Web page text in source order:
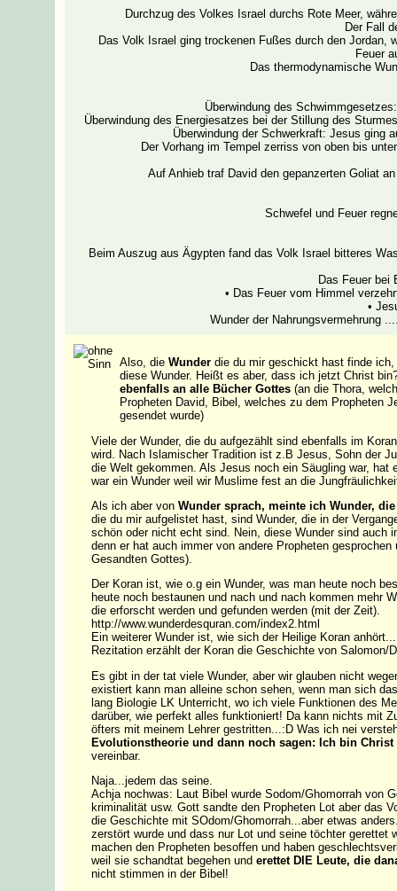
Durchzug des Volkes Israel durchs Rote Meer,
Der Fall
Das Volk Israel ging trockenen Fußes durch den Jordan,
Feuer
Das thermodynamische
Überwindung des
Überwindung des Energiesatzes bei der Stillung des
Überwindung der Schwerkraft: Jesus ging
Der Vorhang im Tempel zerriss von oben bis
Auf Anhieb traf David den gepanzerten Goliat
Schwefel und Feuer
Beim Auszug aus Ägypten fand das Volk Israel bitteres
Das Feuer bei
• Das Feuer vom Himmel
•
Wunder der
Also, die Wunderdie du mir geschickt hast finde ich,
diese Wunder. Heißt es aber, dass ich jetzt Christ
ebenfalls an alle Bücher Gottes(an die Thora,
Propheten David, Bibel, welches zu dem Propheten
gesendet wurde)
Viele der Wunder, die du aufgezählt sind ebenfalls im
wird. Nach Islamischer Tradition ist z.B Jesus, Sohn der
die Welt gekommen. Als Jesus noch ein Säugling war, hat
war ein Wunder weil wir Muslime fest an die
Als ich aber von Wunder sprach, meinte ich Wunder,
die du mir aufgelistet hast, sind Wunder, die in der
schön oder nicht echt sind. Nein, diese Wunder sind auch
denn er hat auch immer von andere Propheten
Gesandten Gottes).
Der Koran ist, wie o.g ein Wunder, was man heute noch
heute noch bestaunen und nach und nach kommen mehr
die erforscht werden und gefunden werden (mit der Zeit).
http://www.wunderdesquran.com/index2.html
Ein weiterer Wunder ist, wie sich der Heilige Koran
Rezitation erzählt der Koran die Geschichte von
Es gibt in der tat viele Wunder, aber wir glauben nicht
existiert kann man alleine schon sehen, wenn man sich
lang Biologie LK Unterricht, wo ich viele Funktionen des
darüber, wie perfekt alles funktioniert! Da kann nichts mit
öfters mit meinem Lehrer gestritten...:D Was ich nei
Evolutionstheorie und dann noch sagen: Ich bin Christ
vereinbar.
Naja...jedem das seine.
Achja nochwas: Laut Bibel wurde Sodom/Ghomorrah von
kriminalität usw. Gott sandte den Propheten Lot aber das
die Geschichte mit SOdom/Ghomorrah...aber etwas
zerstört wurde und dass nur Lot und seine töchter gerettet
machen den Propheten besoffen und haben
weil sie schandtat begehen und erettet DIE Leute, die
nicht stimmen in der Bibel!